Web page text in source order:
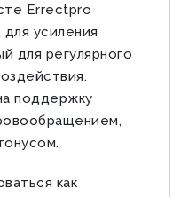
Errectpro
усиления
для регулярного
поддержку
как